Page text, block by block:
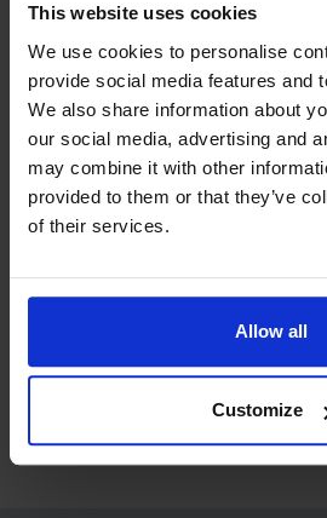
This website uses cookies
We use cookies to personalise
provide social media features and
We also share information about
our social media, advertising and
may combine it with other
provided to them or that they’ve
of their services.
Allow all
Customize
Ein Konto erstellen
Erstellen Sie ein kostenloses
schnelleres Einkaufen ermöglicht
Verfolgen Sie den Status Ihrer
Rechnungen herunterladen und
Sendungsverfolgungscode
Benutzer Ihres ‘alten’ Webshops
registrieren, um eine Bestellung